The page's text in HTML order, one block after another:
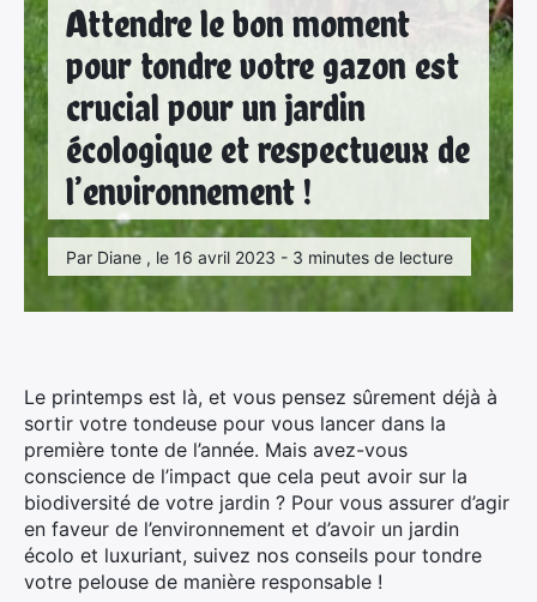
Attendre le bon moment
pour tondre votre gazon est
crucial pour un jardin
écologique et respectueux de
l’environnement !
Par Diane , le 16 avril 2023 - 3 minutes de lecture
Le printemps est là, et vous pensez sûrement déjà à
sortir votre tondeuse pour vous lancer dans la
première tonte de l’année. Mais avez-vous
conscience de l’impact que cela peut avoir sur la
biodiversité de votre jardin ? Pour vous assurer d’agir
en faveur de l’environnement et d’avoir un jardin
écolo et luxuriant, suivez nos conseils pour tondre
votre pelouse de manière responsable !